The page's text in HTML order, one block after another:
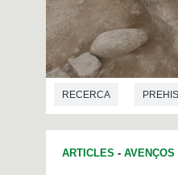
RECERCA
ARTICLES - AVENÇOS